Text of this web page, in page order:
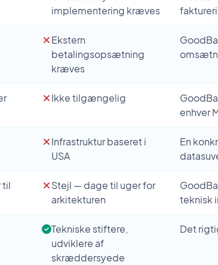
implementering kræves
Ekstern
betalingsopsætning
kræves
Ikke tilgængelig
enhver
Infrastruktur baseret i
USA
En
til
Stejl — dage til uger for
arkitekturen
teknisk
Tekniske stiftere,
udviklere af
skræddersyede
Det